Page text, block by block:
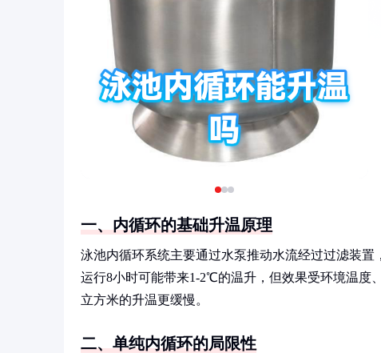
一、内循环的基础升温原理
泳池内循环系统主要通过水泵推动水流经过过滤装
运行8小时可能带来1-2℃的温升，但效果受环境温度
立方米的升温更缓慢。
二、单纯内循环的局限性